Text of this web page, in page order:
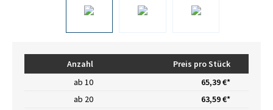
Anzahl
Preis pro Stück
ab 10
65,39 €*
ab 20
63,59 €*